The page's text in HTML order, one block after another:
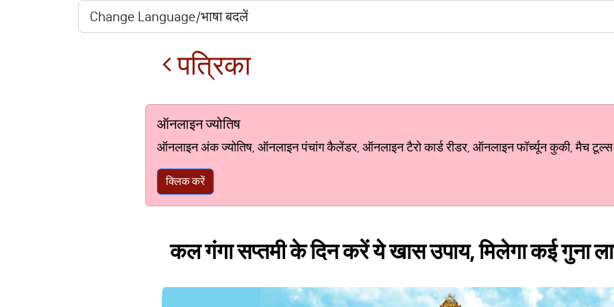
पत्रिका
ऑनलाइन ज्योतिष
ऑनलाइन अंक ज्योतिष, ऑनलाइन पंचांग कैलेंडर, ऑनलाइन टैरो कार्ड रीडर, ऑनलाइन फॉर्च्यून कुकी, मैच टूल्स
क्लिक करें
कल गंगा सप्तमी के दिन करें ये खास उपाय, मिलेगा कई गुना